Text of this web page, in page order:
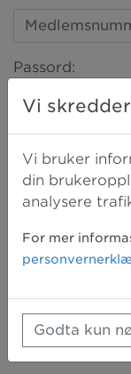
Passord:
Vi
Vi bruker
din
analysere
For mer
Godta kun